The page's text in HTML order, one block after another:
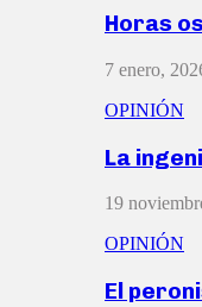
Horas
7 enero,
OPINIÓN
La
19
OPINIÓN
El